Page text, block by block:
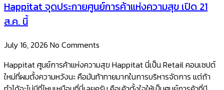
Happitat จุดประกายศูนย์การค้าแห่งความสุข เปิด 21
ส.ค. นี้
July 16, 2026 No Comments
Happitat ศูนย์การค้าแห่งความสุข Happitat นี่เป็น Retail คอนเซปต์
ใหม่ที่ผมตั้งความหวังนะ คือมันท้าทายมากในการบริหารจัดการ แต่ถ้า